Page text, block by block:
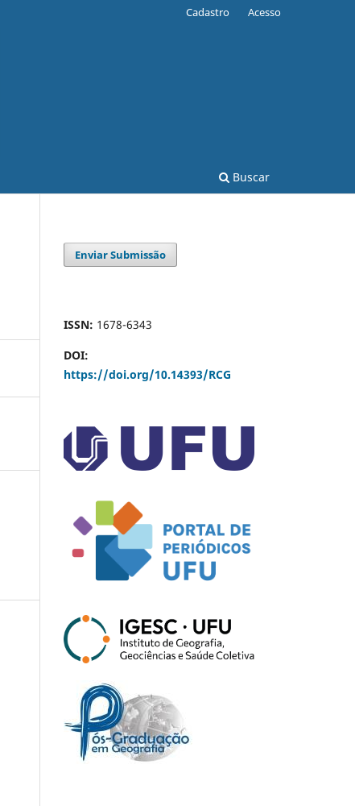
Buscar
Cadastro Acesso
Enviar Submissão
ISSN: 1678-6343
DOI:
https://doi.org/10.14393/RCG